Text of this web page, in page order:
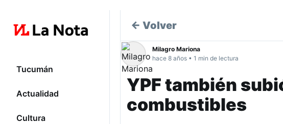
Tucumán
Actualidad
Cultura
← Volver
Milagro Mariona
hace 8 años • 1 min de lectura
YPF también
combustibles